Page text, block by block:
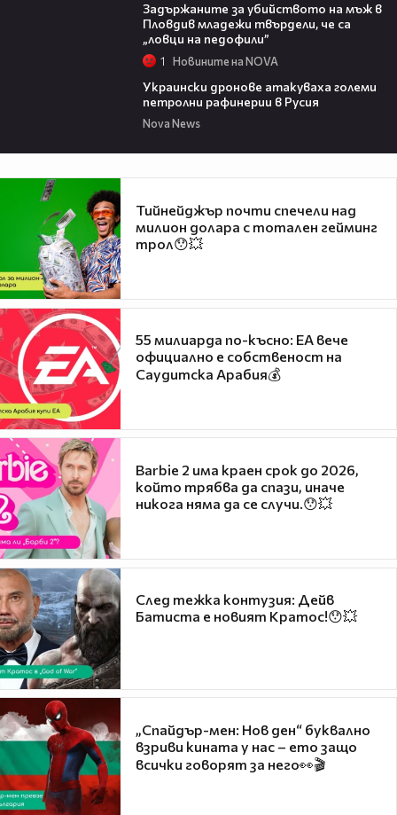
Задържаните за убийството на мъж в
Пловдив младежи твърдели, че са
„ловци на педофили”
1 Новините на NOVA
Украински дронове атакуваха големи
петролни рафинерии в Русия
Nova News
Тийнейджър почти спечели над
милион долара с тотален гейминг
трол😯💥
55 милиарда по-късно: EA вече
официално е собственост на
Саудитска Арабия💰
Barbie 2 има краен срок до 2026,
който трябва да спази, иначе
никога няма да се случи.😯💥
След тежка контузия: Дейв
Батиста е новият Кратос!😯💥
„Спайдър-мен: Нов ден“ буквално
взриви кината у нас – ето защо
всички говорят за него👀🎬